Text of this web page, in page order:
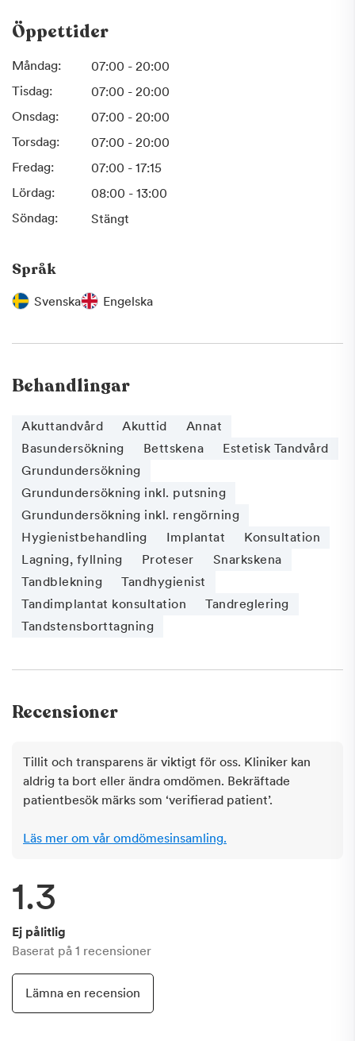
Öppettider
Måndag:
07:00 - 20:00
Tisdag:
07:00 - 20:00
Onsdag:
07:00 - 20:00
Torsdag:
07:00 - 20:00
Fredag:
07:00 - 17:15
Lördag:
08:00 - 13:00
Söndag:
Stängt
Språk
Svenska Engelska
Behandlingar
Akuttandvård Akuttid
Annat
Basundersökning
Bettskena
Estetisk Tandvård
Grundundersökning
Grundundersökning inkl. putsning
Grundundersökning inkl. rengörning
Hygienistbehandling
Implantat
Konsultation
Lagning, fyllning
Proteser
Snarkskena
Tandblekning
Tandhygienist
Tandimplantat konsultation
Tandreglering
Tandstensborttagning
Recensioner
Tillit och transparens är viktigt för oss. Kliniker kan
aldrig ta bort eller ändra omdömen. Bekräftade
patientbesök märks som ‘verifierad patient’.
Läs mer om vår omdömesinsamling.
1.3
Ej pålitlig
Baserat på 1 recensioner
Lämna en recension